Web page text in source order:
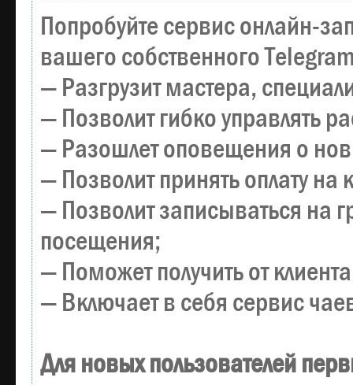
Попробуйте сервис онлайн-
вашего собственного
— Разгрузит мастера,
— Позволит гибко управлять
— Разошлет оповещения о
— Позволит принять оплату
— Позволит записываться на
посещения;
— Поможет получить от
— Включает в себя сервис
Для новых пользователей